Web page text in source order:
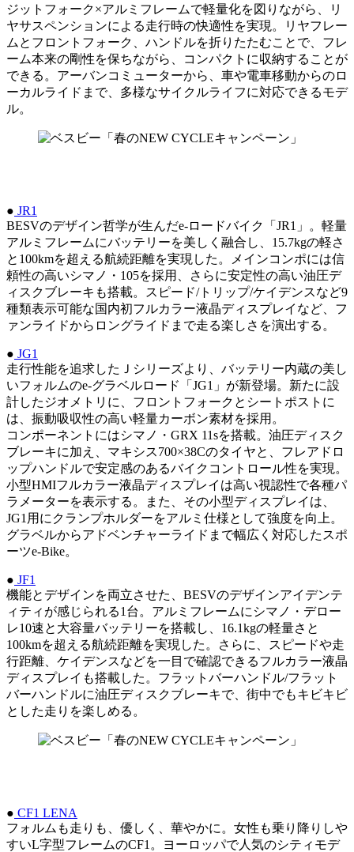
ジットフォーク×アルミフレームで軽量化を図りながら、リ
ヤサスペンションによる走行時の快適性を実現。リヤフレー
ムとフロントフォーク、ハンドルを折りたたむことで、フレ
ーム本来の剛性を保ちながら、コンパクトに収納することが
できる。アーバンコミューターから、車や電車移動からのロ
ーカルライドまで、多様なサイクルライフに対応できるモデ
ル。
● JR1
BESVのデザイン哲学が生んだe-ロードバイク「JR1」。軽量
アルミフレームにバッテリーを美しく融合し、15.7kgの軽さ
と100kmを超える航続距離を実現した。メインコンポには信
頼性の高いシマノ・105を採用、さらに安定性の高い油圧デ
ィスクブレーキも搭載。スピード/トリップ/ケイデンスなど9
種類表示可能な国内初フルカラー液晶ディスプレイなど、フ
ァンライドからロングライドまで走る楽しさを演出する。
● JG1
走行性能を追求したＪシリーズより、バッテリー内蔵の美し
いフォルムのe-グラベルロード「JG1」が新登場。新たに設
計したジオメトリに、フロントフォークとシートポストに
は、振動吸収性の高い軽量カーボン素材を採用。
コンポーネントにはシマノ・GRX 11sを搭載。油圧ディスク
ブレーキに加え、マキシス700×38Cのタイヤと、フレアドロ
ップハンドルで安定感のあるバイクコントロール性を実現。
小型HMIフルカラー液晶ディスプレイは高い視認性で各種パ
ラメーターを表示する。また、その小型ディスプレイは、
JG1用にクランプホルダーをアルミ仕様として強度を向上。
グラベルからアドベンチャーライドまで幅広く対応したスポ
ーツe-Bike。
● JF1
機能とデザインを両立させた、BESVのデザインアイデンテ
ィティが感じられる1台。アルミフレームにシマノ・デロー
レ10速と大容量バッテリーを搭載し、16.1kgの軽量さと
100kmを超える航続距離を実現した。さらに、スピードや走
行距離、ケイデンスなどを一目で確認できるフルカラー液晶
ディスプレイも搭載した。フラットバーハンドル/フラット
バーハンドルに油圧ディスクブレーキで、街中でもキビキビ
とした走りを楽しめる。
● CF1 LENA
フォルムも走りも、優しく、華やかに。女性も乗り降りしや
すいL字型フレームのCF1。ヨーロッパで人気のシティモデ